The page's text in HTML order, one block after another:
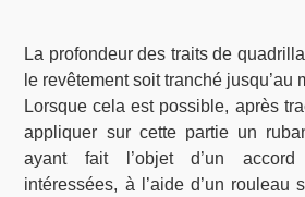
La profondeur des traits de
le revêtement soit tranché jusqu’au
Lorsque cela est possible, après
appliquer sur cette partie un
ayant fait l’objet d’un
intéressées, à l’aide d’un rouleau